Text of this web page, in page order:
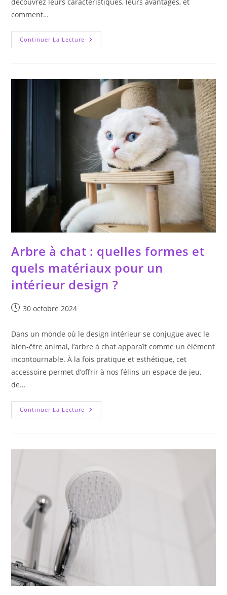
comment…
Continuer La Lecture Suspensions
Rétro
Service
Style
Vintage
Arbre à chat : quelles formes et
quels matériaux pour un
intérieur design ?
Publication
30 octobre 2024
Dans un monde où le design intérieur se conjugue avec le
bien-être animal, l’arbre à chat apparaît comme un élément
incontournable. À la fois pratique et esthétique, cet
accessoire permet d’offrir à nos félins un espace de jeu,
de…
Continuer La Lecture Arbre
À
Et
Pour
Un
Intérieur
Design
?